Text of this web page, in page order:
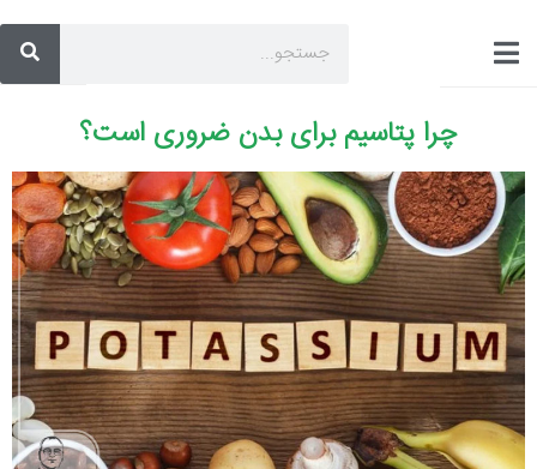
چرا پتاسیم برای بدن ضروری است؟